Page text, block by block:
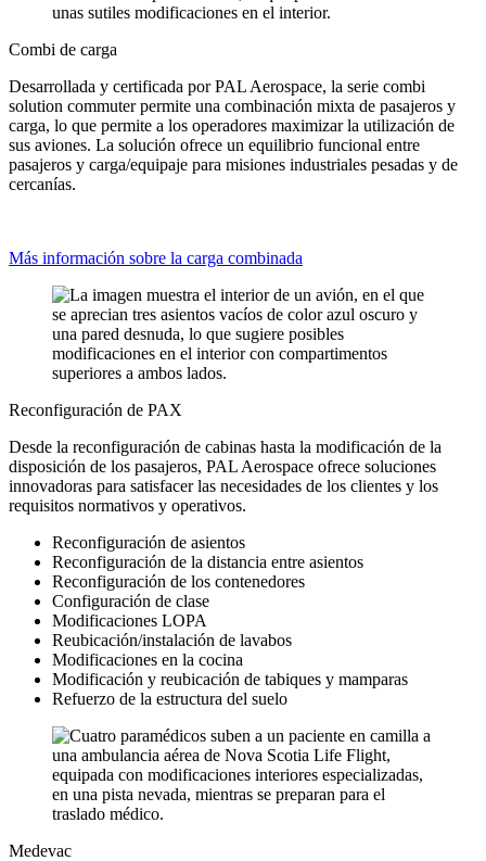
Combi de carga
Desarrollada y certificada por PAL Aerospace, la serie combi
solution commuter permite una combinación mixta de pasajeros y
carga, lo que permite a los operadores maximizar la utilización de
sus aviones. La solución ofrece un equilibrio funcional entre
pasajeros y carga/equipaje para misiones industriales pesadas y de
cercanías.
Más información sobre la carga combinada
Reconfiguración de PAX
Desde la reconfiguración de cabinas hasta la modificación de la
disposición de los pasajeros, PAL Aerospace ofrece soluciones
innovadoras para satisfacer las necesidades de los clientes y los
requisitos normativos y operativos.
Reconfiguración de asientos
Reconfiguración de la distancia entre asientos
Reconfiguración de los contenedores
Configuración de clase
Modificaciones LOPA
Reubicación/instalación de lavabos
Modificaciones en la cocina
Modificación y reubicación de tabiques y mamparas
Refuerzo de la estructura del suelo
Medevac